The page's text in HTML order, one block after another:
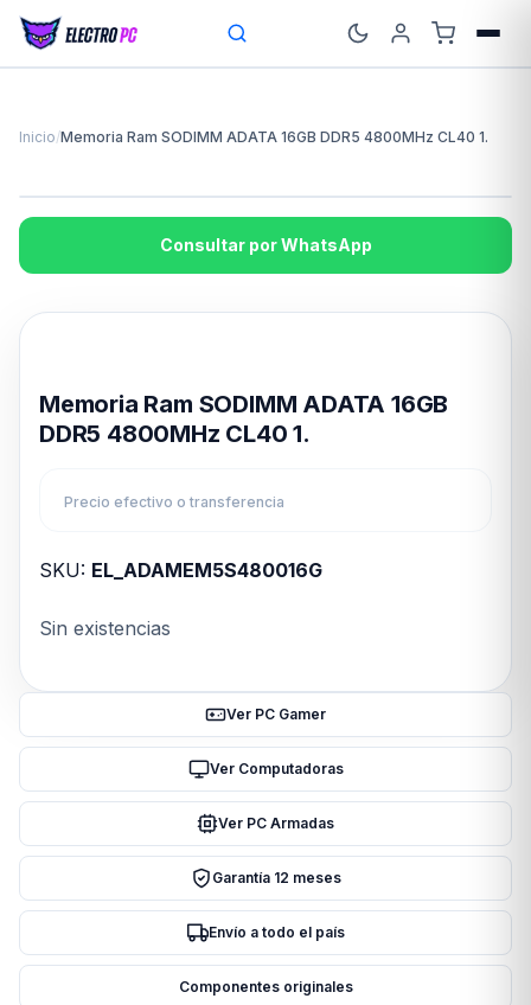
Inicio/Memoria Ram SODIMM ADATA 16GB DDR5 4800MHz CL40 1.
Consultar por WhatsApp
Memoria Ram SODIMM ADATA 16GB
DDR5 4800MHz CL40 1.
Precio efectivo o transferencia
SKU: EL_ADAMEM5S480016G
Sin existencias
Ver PC Gamer
Ver Computadoras
Ver PC Armadas
Garantía 12 meses
Envío a todo el país
Componentes originales